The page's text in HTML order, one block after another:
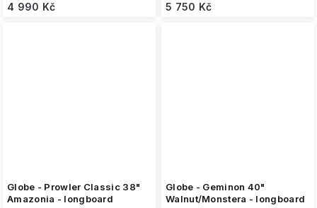
4 990 Kč 5 750 Kč
Globe - Prowler Classic 38"
Amazonia - longboard
Globe - Geminon 40"
Walnut/Monstera - longboard